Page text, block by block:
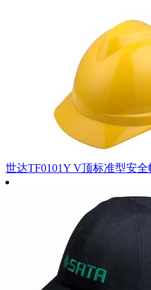
世达TF0101Y V顶标准型安